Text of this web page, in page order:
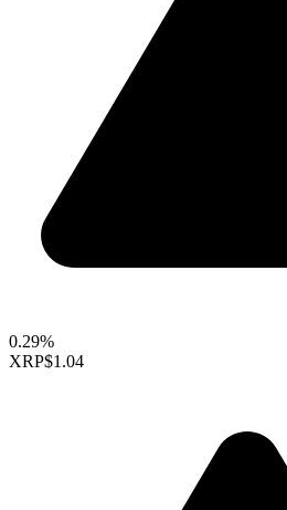
0.29%
XRP$1.04